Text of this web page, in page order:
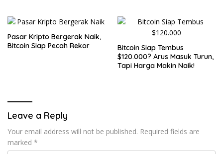
Pasar Kripto Bergerak Naik,
Bitcoin Siap Pecah Rekor
Bitcoin Siap Tembus
$120.000? Arus Masuk Turun,
Tapi Harga Makin Naik!
Leave a Reply
Your email address will not be published. Required fields are
marked *